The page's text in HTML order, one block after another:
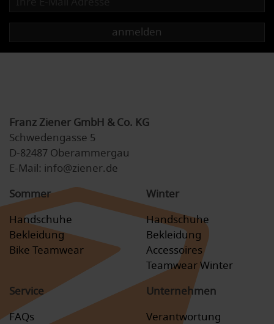
anmelden
Franz Ziener GmbH & Co. KG
Schwedengasse 5
D-82487 Oberammergau
E-Mail: info@ziener.de
Sommer
Handschuhe
Bekleidung
Bike Teamwear
Winter
Handschuhe
Bekleidung
Accessoires
Teamwear Winter
Service
FAQs
Unternehmen
Verantwortung